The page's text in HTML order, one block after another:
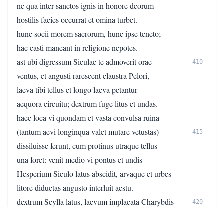
ne qua inter sanctos ignis in honore deorum
hostilis facies occurrat et omina turbet.
hunc socii morem sacrorum, hunc ipse teneto;
hac casti maneant in religione nepotes.
ast ubi digressum Siculae te admoverit orae
410
ventus, et angusti rarescent claustra Pelori,
laeva tibi tellus et longo laeva petantur
aequora circuitu; dextrum fuge litus et undas.
haec loca vi quondam et vasta convulsa ruina
(tantum aevi longinqua valet mutare vetustas)
415
dissiluisse ferunt, cum protinus utraque tellus
una foret: venit medio vi pontus et undis
Hesperium Siculo latus abscidit, arvaque et urbes
litore diductas angusto interluit aestu.
dextrum Scylla latus, laevum implacata Charybdis
420